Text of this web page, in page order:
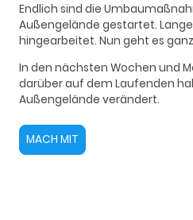
Endlich sind die
Außengelände gestartet.
hingearbeitet. Nun geht es
In den nächsten Wochen und
darüber auf dem Laufenden
Außengelände verändert.
MACH MIT